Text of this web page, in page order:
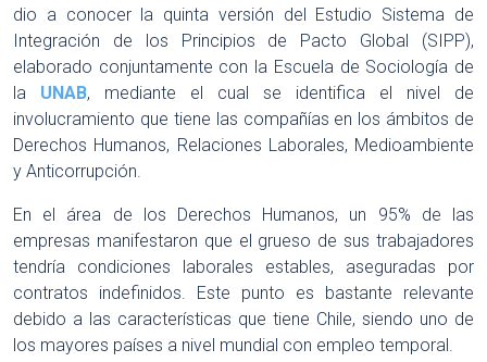
dio a conocer la quinta versión del Estudio Sistema de
Integración de los Principios de Pacto Global (SIPP),
elaborado conjuntamente con la Escuela de Sociología de
la UNAB, mediante el cual se identifica el nivel de
involucramiento que tiene las compañías en los ámbitos de
Derechos Humanos, Relaciones Laborales, Medioambiente
y Anticorrupción.
En el área de los Derechos Humanos, un 95% de las
empresas manifestaron que el grueso de sus trabajadores
tendría condiciones laborales estables, aseguradas por
contratos indefinidos. Este punto es bastante relevante
debido a las características que tiene Chile, siendo uno de
los mayores países a nivel mundial con empleo temporal.